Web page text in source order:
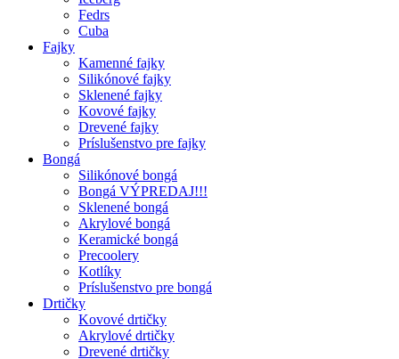
Fedrs
Cuba
Fajky
Kamenné fajky
Silikónové fajky
Sklenené fajky
Kovové fajky
Drevené fajky
Príslušenstvo pre fajky
Bongá
Silikónové bongá
Bongá VÝPREDAJ!!!
Sklenené bongá
Akrylové bongá
Keramické bongá
Precoolery
Kotlíky
Príslušenstvo pre bongá
Drtičky
Kovové drtičky
Akrylové drtičky
Drevené drtičky